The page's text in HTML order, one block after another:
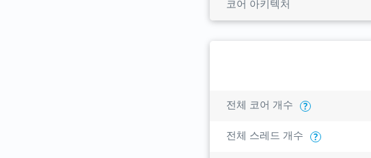
코어 아키텍처
전체 코어 개수 ?
전체 스레드 개수 ?